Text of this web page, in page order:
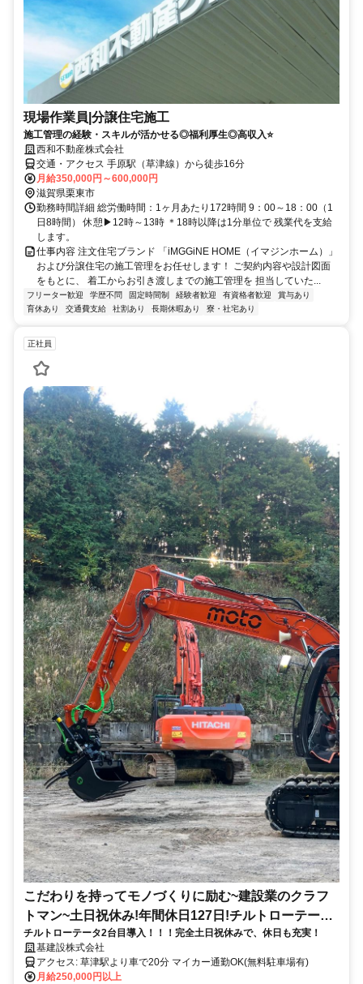
現場作業員|分譲住宅施工
施工管理の経験・スキルが活かせる◎福利厚生◎高収入⭐
西和不動産株式会社
交通・アクセス 手原駅（草津線）から徒歩16分
月給350,000円～600,000円
滋賀県栗東市
勤務時間詳細 総労働時間：1ヶ月あたり172時間 9：00～18：00（1
日8時間） 休憩▶12時～13時 ＊18時以降は1分単位で 残業代を支給
します。
仕事内容 注文住宅ブランド 「iMGGiNE HOME（イマジンホーム）」
および分譲住宅の施工管理をお任せします！ ご契約内容や設計図面
をもとに、 着工からお引き渡しまでの施工管理を 担当していた...
フリーター歓迎 学歴不問 固定時間制 経験者歓迎 有資格者歓迎
賞与あり
育休あり
交通費支給 社割あり 長期休暇あり 寮・社宅あり
正社員
こだわりを持ってモノづくりに励む~建設業のクラフ
トマン~土日祝休み!年間休日127日!チルトローテータ
2台目導入!
チルトローテータ2台目導入！！！完全土日祝休みで、休日も充実！
基建設株式会社
アクセス: 草津駅より車で20分 マイカー通勤OK(無料駐車場有)
月給250,000円以上